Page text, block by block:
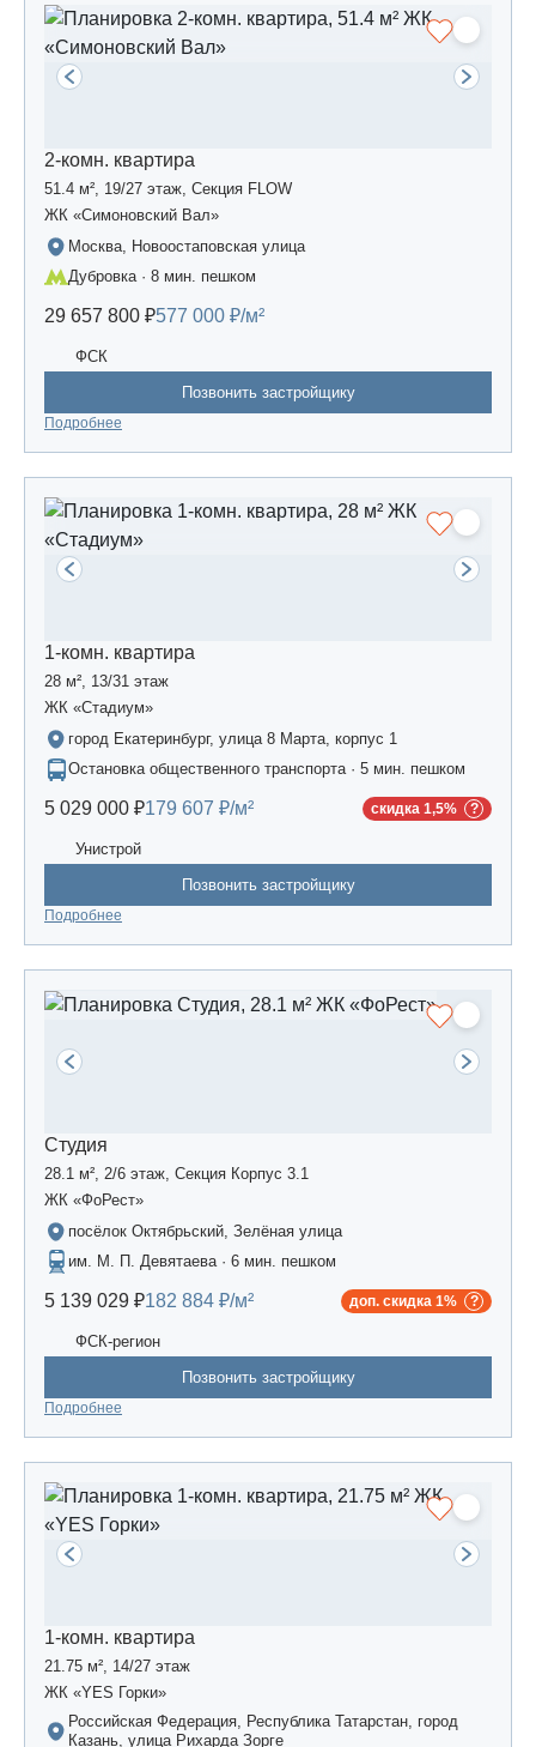
2-комн. квартира
51.4 м², 19/27 этаж, Секция FLOW
ЖК «Симоновский Вал»
Москва, Новоостаповская улица
Дубровка · 8 мин. пешком
29 657 800 ₽577 000 ₽/м²
ФСК
Позвонить застройщику
Подробнее
1-комн. квартира
28 м², 13/31 этаж
ЖК «Стадиум»
город Екатеринбург, улица 8 Марта, корпус 1
Остановка общественного транспорта · 5 мин. пешком
5 029 000 ₽179 607 ₽/м² скидка 1,5%
Унистрой
Позвонить застройщику
Подробнее
Студия
28.1 м², 2/6 этаж, Секция Корпус 3.1
ЖК «ФоРест»
посёлок Октябрьский, Зелёная улица
им. М. П. Девятаева · 6 мин. пешком
5 139 029 ₽182 884 ₽/м² доп. скидка 1%
ФСК-регион
Позвонить застройщику
Подробнее
1-комн. квартира
21.75 м², 14/27 этаж
ЖК «YES Горки»
Российская Федерация, Республика Татарстан, город
Казань, улица Рихарда Зорге